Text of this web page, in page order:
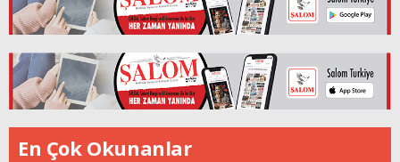
En Çok Okunanlar